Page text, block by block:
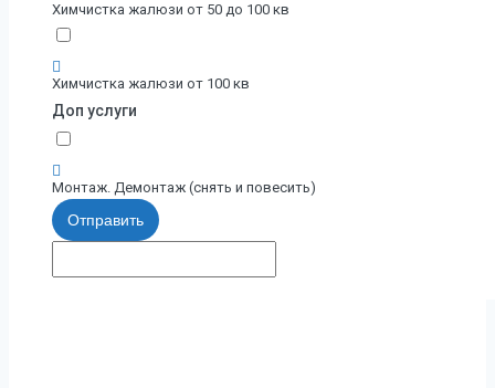
Химчистка жалюзи от 50 до 100 кв
Химчистка жалюзи от 100 кв
Доп услуги
Монтаж. Демонтаж (снять и повесить)
Отправить